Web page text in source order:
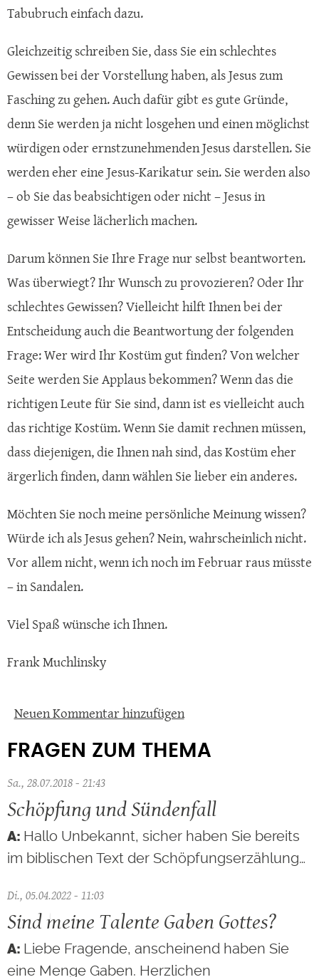
Tabubruch einfach dazu.
Gleichzeitig schreiben Sie, dass Sie ein schlechtes
Gewissen bei der Vorstellung haben, als Jesus zum
Fasching zu gehen. Auch dafür gibt es gute Gründe,
denn Sie werden ja nicht losgehen und einen möglichst
würdigen oder ernstzunehmenden Jesus darstellen. Sie
werden eher eine Jesus-Karikatur sein. Sie werden also
– ob Sie das beabsichtigen oder nicht – Jesus in
gewisser Weise lächerlich machen.
Darum können Sie Ihre Frage nur selbst beantworten.
Was überwiegt? Ihr Wunsch zu provozieren? Oder Ihr
schlechtes Gewissen? Vielleicht hilft Ihnen bei der
Entscheidung auch die Beantwortung der folgenden
Frage: Wer wird Ihr Kostüm gut finden? Von welcher
Seite werden Sie Applaus bekommen? Wenn das die
richtigen Leute für Sie sind, dann ist es vielleicht auch
das richtige Kostüm. Wenn Sie damit rechnen müssen,
dass diejenigen, die Ihnen nah sind, das Kostüm eher
ärgerlich finden, dann wählen Sie lieber ein anderes.
Möchten Sie noch meine persönliche Meinung wissen?
Würde ich als Jesus gehen? Nein, wahrscheinlich nicht.
Vor allem nicht, wenn ich noch im Februar raus müsste
– in Sandalen.
Viel Spaß wünsche ich Ihnen.
Frank Muchlinsky
Neuen Kommentar hinzufügen
FRAGEN ZUM THEMA
Sa., 28.07.2018 - 21:43
Schöpfung und Sündenfall
Hallo Unbekannt, sicher haben Sie bereits
im biblischen Text der Schöpfungserzählung…
Di., 05.04.2022 - 11:03
Sind meine Talente Gaben Gottes?
Liebe Fragende, anscheinend haben Sie
eine Menge Gaben. Herzlichen